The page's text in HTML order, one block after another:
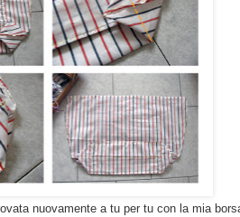
nuovamente a tu per tu con la mia